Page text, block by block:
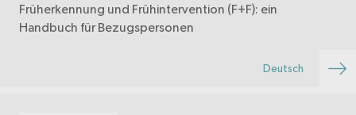
Früherkennung und Frühintervention (F+F): ein
Handbuch für Bezugspersonen
Deutsch